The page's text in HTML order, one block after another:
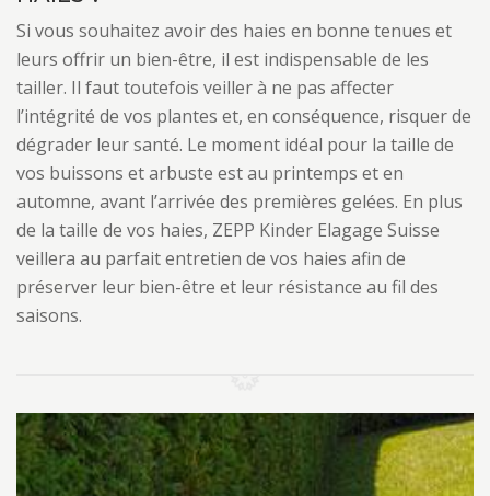
Si vous souhaitez avoir des haies en bonne tenues et
leurs offrir un bien-être, il est indispensable de les
tailler. Il faut toutefois veiller à ne pas affecter
l’intégrité de vos plantes et, en conséquence, risquer de
dégrader leur santé. Le moment idéal pour la taille de
vos buissons et arbuste est au printemps et en
automne, avant l’arrivée des premières gelées. En plus
de la taille de vos haies, ZEPP Kinder Elagage Suisse
veillera au parfait entretien de vos haies afin de
préserver leur bien-être et leur résistance au fil des
saisons.